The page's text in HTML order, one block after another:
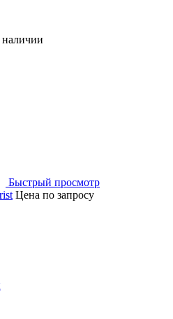
Быстрый просмотр
Цена по запросу